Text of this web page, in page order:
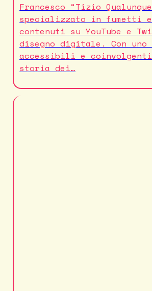
Francesco “Tizio
specializzato in fumetti
contenuti su YouTube e
disegno digitale. Con
accessibili e
storia dei…